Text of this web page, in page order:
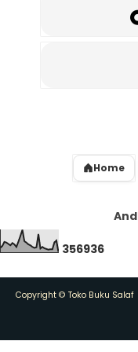
Home
356936
Copyright © Toko Buku Salaf